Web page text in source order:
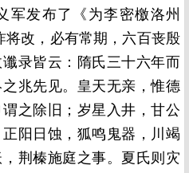
军发布了《为李密檄洛州
将改，必有常期，六百丧殷
录皆云：隋氏三十六年而
兆先见。皇天无亲，惟德
之除旧；岁星入井，甘公
阳日蚀，狐鸣鬼器，川竭
荆榛施庭之事。夏氏则灾